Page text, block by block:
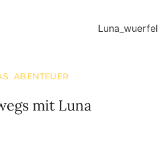
ABENTEUER
mit Luna